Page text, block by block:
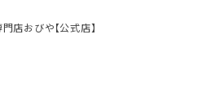
店おびや【公式店】